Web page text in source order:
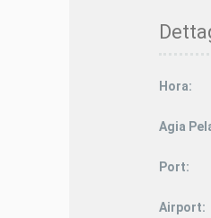
Hora:
Agia
Port:
Airport: